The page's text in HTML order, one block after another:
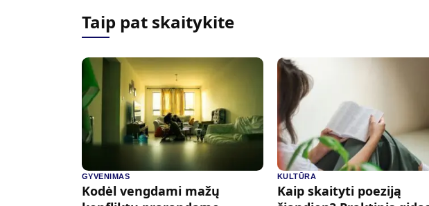
Taip pat skaitykite
GYVENIMAS
Kodėl vengdami mažų
KULTŪRA
Kaip skaityti poeziją